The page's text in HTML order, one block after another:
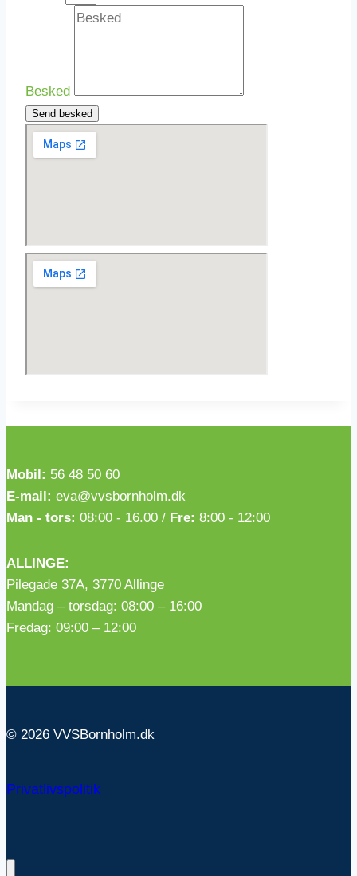
Besked
Send besked
Mobil: 56 48 50 60
E-mail: eva@vvsbornholm.dk
Man - tors: 08:00 - 16.00 / Fre: 8:00 - 12:00
ALLINGE:
Pilegade 37A, 3770 Allinge
Mandag – torsdag: 08:00 – 16:00
Fredag: 09:00 – 12:00
© 2026 VVSBornholm.dk
Privatlivspolitik